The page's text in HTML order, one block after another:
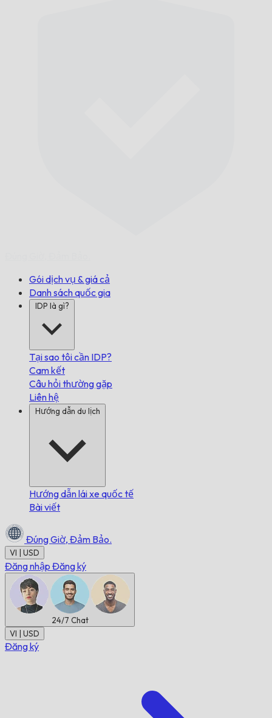
Gói dịch vụ & giá cả
Danh sách quốc gia
IDP là gì?
Tại sao tôi cần IDP?
Cam kết
Câu hỏi thường gặp
Liên hệ
Hướng dẫn du lịch
Hướng dẫn lái xe quốc tế
Bài viết
Đúng Giờ, Đảm Bảo.
VI | USD
Đăng nhập Đăng ký
24/7 Chat
VI | USD
Đăng ký